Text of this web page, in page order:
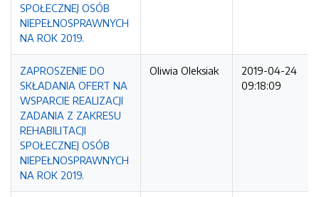
SPOŁECZNEJ OSÓB
NIEPEŁNOSPRAWNYCH
NA ROK 2019.
ZAPROSZENIE DO
SKŁADANIA OFERT NA
WSPARCIE REALIZACJI
ZADANIA Z ZAKRESU
REHABILITACJI
SPOŁECZNEJ OSÓB
NIEPEŁNOSPRAWNYCH
NA ROK 2019.
Oliwia Oleksiak
2019-04-24
09:18:09